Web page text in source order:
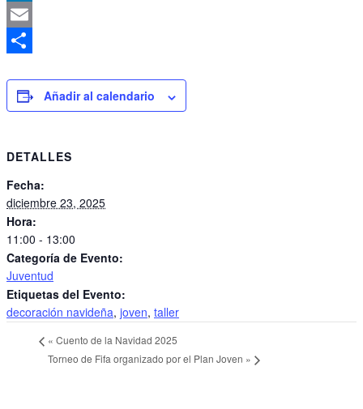
LinkedIn
Email
Añadir al calendario
DETALLES
Fecha:
diciembre 23, 2025
Hora:
11:00 - 13:00
Categoría de Evento:
Juventud
Etiquetas del Evento:
decoración navideña, joven, taller
« Cuento de la Navidad 2025
Torneo de Fifa organizado por el Plan Joven »